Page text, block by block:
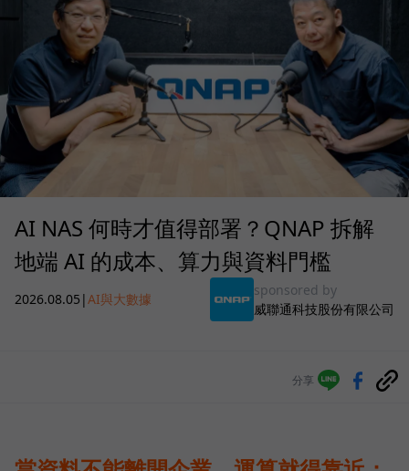
AI NAS 何時才值得部署？QNAP 拆解
地端 AI 的成本、算力與資料門檻
2026.08.05 |AI與大數據
sponsored by
威聯通科技股份有限公司
分享